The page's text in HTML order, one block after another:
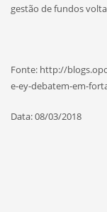
gestão de fundos
Fonte: http://
e-ey-debatem-em-
Data: 08/03/2018